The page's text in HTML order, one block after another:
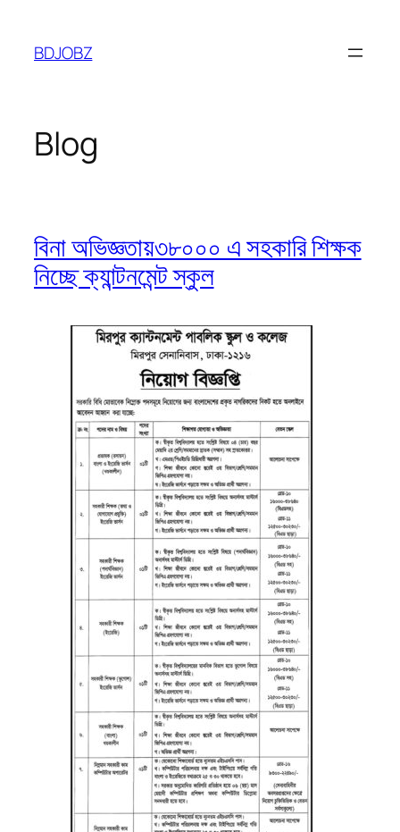
content
BDJOBZ
Blog
বিনা অভিজ্ঞতায়৩৮০০০ এ সহকারি শিক্ষক
নিচ্ছে ক্যান্টনমেন্ট স্কুল